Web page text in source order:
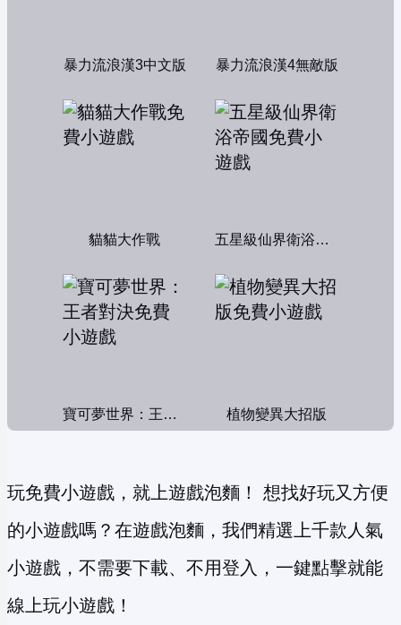
暴力流浪漢3中文版 暴力流浪漢4無敵版
貓貓大作戰 五星級仙界衛浴帝國
寶可夢世界：王者對決 植物變異大招版
玩免費小遊戲，就上遊戲泡麵！ 想找好玩又方便
的小遊戲嗎？在遊戲泡麵，我們精選上千款人氣
小遊戲，不需要下載、不用登入，一鍵點擊就能
線上玩小遊戲！